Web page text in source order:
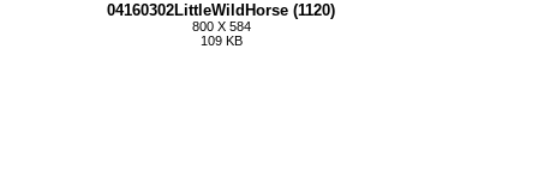
04160302LittleWildHorse (1120)
800 X 584
109 KB